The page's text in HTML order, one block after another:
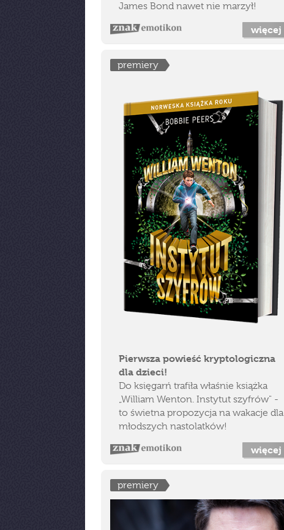
James Bond nawet nie marzył!
więcej
premiery
Pierwsza powieść kryptologiczna
dla dzieci!
Do księgarń trafiła właśnie książka
„William Wenton. Instytut szyfrów" -
to świetna propozycja na wakacje dla
młodszych nastolatków!
więcej
premiery